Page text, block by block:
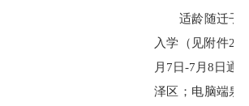
适龄随迁子女
入学（见附件2
月7日-7月8日通
泽区；电脑端泉